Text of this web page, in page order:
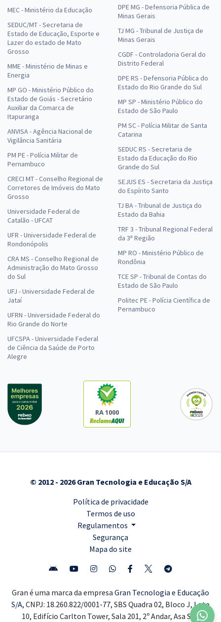
MEC - Ministério da Educação
SEDUC/MT - Secretaria de
Estado de Educação, Esporte e
Lazer do estado de Mato
Grosso
MME - Ministério de Minas e
Energia
MP GO - Ministério Público do
Estado de Goiás - Secretário
Auxiliar da Comarca de
Itapuranga
ANVISA - Agência Nacional de
Vigilância Sanitária
PM PE - Polícia Militar de
Pernambuco
CRECI MT - Conselho Regional de
Corretores de Imóveis do Mato
Grosso
Universidade Federal de
Catalão - UFCAT
UFR - Universidade Federal de
Rondonópolis
CRA MS - Conselho Regional de
Administração do Mato Grosso
do Sul
UFJ - Universidade Federal de
Jataí
UFRN - Universidade Federal do
Rio Grande do Norte
UFCSPA - Universidade Federal
de Ciência da Saúde de Porto
Alegre
DPE MG - Defensoria Pública de
Minas Gerais
TJ MG - Tribunal de Justiça de
Minas Gerais
CGDF - Controladoria Geral do
Distrito Federal
DPE RS - Defensoria Pública do
Estado do Rio Grande do Sul
MP SP - Ministério Público do
Estado de São Paulo
PM SC - Polícia Militar de Santa
Catarina
SEDUC RS - Secretaria de
Estado da Educação do Rio
Grande do Sul
SEJUS ES - Secretaria da Justiça
do Espírito Santo
TJ BA - Tribunal de Justiça do
Estado da Bahia
TRF 3 - Tribunal Regional Federal
da 3ª Região
MP RO - Ministério Público de
Rondônia
TCE SP - Tribunal de Contas do
Estado de São Paulo
Politec PE - Polícia Científica de
Pernambuco
RA 1000
© 2012 - 2026 Gran Tecnologia e Educação S/A
Política de privacidade
Termos de uso
Regulamentos
Segurança
Mapa do site
Gran é uma marca da empresa Gran Tecnologia e Educação
S/A, CNPJ: 18.260.822/0001-77, SBS Quadra 02, Bloco J, Lote
10, Edifício Carlton Tower, Sala 201, 2º Andar, Asa Sul,